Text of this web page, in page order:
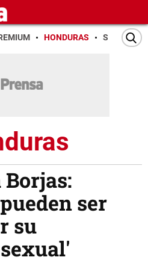
HONDURAS SAN PEDRO
ser
su